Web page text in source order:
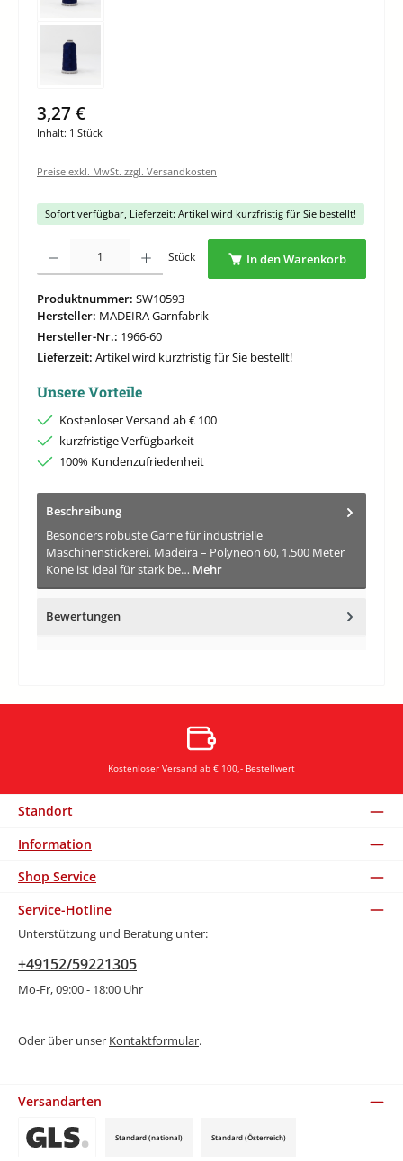
3,27 €
Inhalt: 1 Stück
Preise exkl. MwSt. zzgl. Versandkosten
Sofort verfügbar, Lieferzeit: Artikel wird kurzfristig für Sie bestellt!
Produkt Anzahl: Gib den gewünschten Wert ein oder benutze die Schaltflächen um
Stück In den Warenkorb
Produktnummer: SW10593
Hersteller: MADEIRA Garnfabrik
Hersteller-Nr.: 1966-60
Lieferzeit: Artikel wird kurzfristig für Sie bestellt!
Unsere Vorteile
Kostenloser Versand ab € 100
kurzfristige Verfügbarkeit
100% Kundenzufriedenheit
Beschreibung
Besonders robuste Garne für industrielle
Maschinenstickerei. Madeira – Polyneon 60, 1.500 Meter
Kone ist ideal für stark be… Mehr
Bewertungen
Kostenloser Versand ab € 100,- Bestellwert
Standort
Information
Shop Service
Service-Hotline
Unterstützung und Beratung unter:
+49152/59221305
Mo-Fr, 09:00 - 18:00 Uhr
Oder über unser Kontaktformular.
Versandarten
Standard (national) Standard (Österreich)